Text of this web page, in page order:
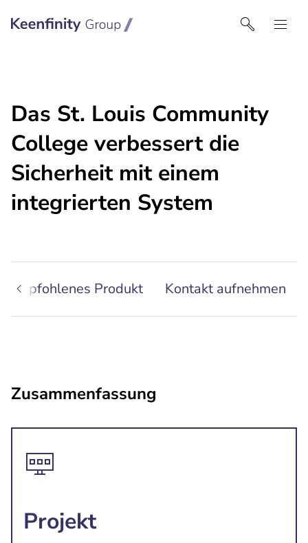
Keenfinity Group I Germany
Das St. Louis Community
College verbessert die
Sicherheit mit einem
integrierten System
Empfohlenes Produkt Kontakt aufnehmen
Zusammenfassung
Projekt